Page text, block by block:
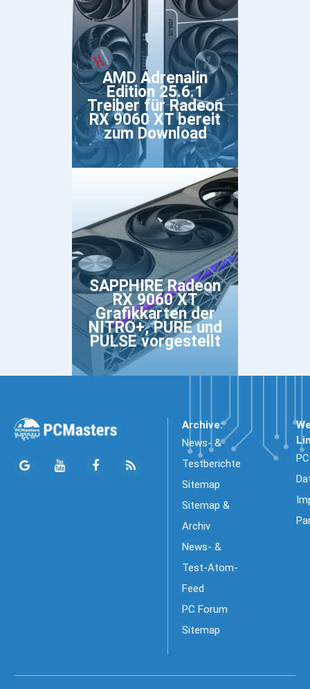
AMD Adrenalin
Edition 25.6.1
Treiber für Radeon
RX 9060 XT bereit
zum Download
SAPPHIRE Radeon
RX 9060 XT
Grafikkarten der
NITRO+, PURE und
PULSE vorgestellt
Archive:
News- &
Testberichte
Sitemap
Sitemap &
Archiv
News- &
Test-Atom-
Feed
PC Forum
Sitemap